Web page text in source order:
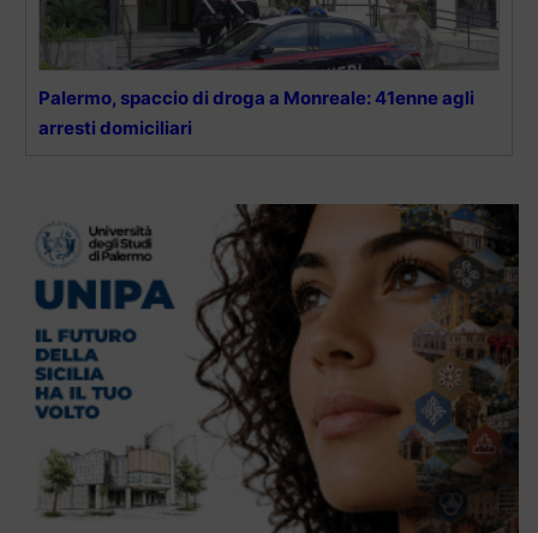
Palermo, spaccio di droga a Monreale: 41enne agli
arresti domiciliari